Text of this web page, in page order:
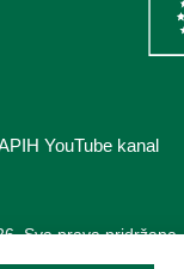
YouTube kanal
Sva prava pridržana